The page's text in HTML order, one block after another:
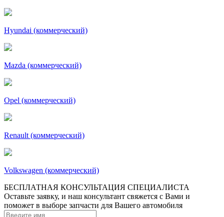
Hyundai (коммерческий)
Mazda (коммерческий)
Opel (коммерческий)
Renault (коммерческий)
Volkswagen (коммерческий)
БЕСПЛАТНАЯ КОНСУЛЬТАЦИЯ СПЕЦИАЛИСТА
Оставьте заявку, и наш консультант свяжется с Вами и
поможет в выборе запчасти для Вашего автомобиля